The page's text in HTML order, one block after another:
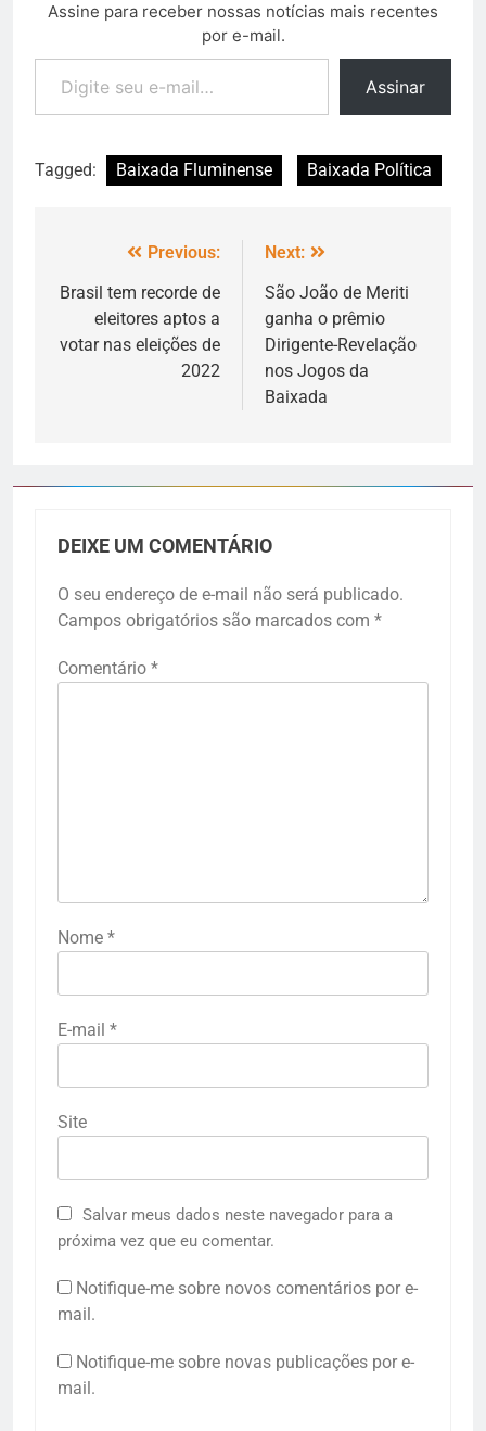
Assine para receber nossas notícias mais recentes
por e-mail.
Assinar
Tagged: Baixada Fluminense Baixada Política
Previous:
Brasil tem recorde de
eleitores aptos a
votar nas eleições de
2022
Next:
São João de Meriti
ganha o prêmio
Dirigente-Revelação
nos Jogos da
Baixada
DEIXE UM COMENTÁRIO
O seu endereço de e-mail não será publicado.
Campos obrigatórios são marcados com *
Comentário *
Nome *
E-mail *
Site
Salvar meus dados neste navegador para a
próxima vez que eu comentar.
Notifique-me sobre novos comentários por e-
mail.
Notifique-me sobre novas publicações por e-
mail.